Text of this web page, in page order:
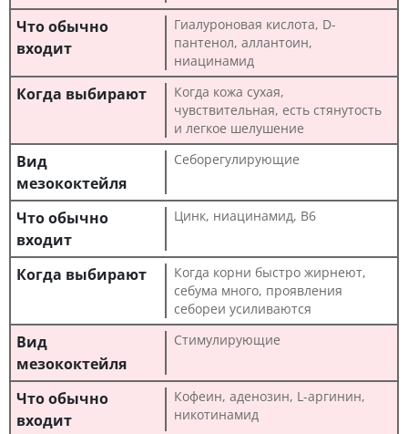
Гиалуроновая кислота, D-
пантенол, аллантоин,
ниацинамид
Когда кожа сухая,
чувствительная, есть стянутость
и легкое шелушение
Себорегулирующие
Цинк, ниацинамид, B6
Когда корни быстро жирнеют,
себума много, проявления
себореи усиливаются
Стимулирующие
Кофеин, аденозин, L-аргинин,
никотинамид